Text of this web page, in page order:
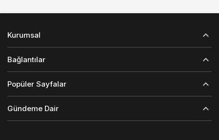
Kurumsal
Bağlantılar
Popüler Sayfalar
Gündeme Dair